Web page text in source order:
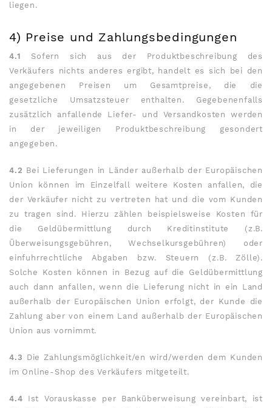
liegen.
4) Preise und Zahlungsbedingungen
4.1 Sofern sich aus der Produktbeschreibung des
Verkäufers nichts anderes ergibt, handelt es sich bei den
angegebenen Preisen um Gesamtpreise, die die
gesetzliche Umsatzsteuer enthalten. Gegebenenfalls
zusätzlich anfallende Liefer- und Versandkosten werden
in der jeweiligen Produktbeschreibung gesondert
angegeben.
4.2 Bei Lieferungen in Länder außerhalb der Europäischen
Union können im Einzelfall weitere Kosten anfallen, die
der Verkäufer nicht zu vertreten hat und die vom Kunden
zu tragen sind. Hierzu zählen beispielsweise Kosten für
die Geldübermittlung durch Kreditinstitute (z.B.
Überweisungsgebühren, Wechselkursgebühren) oder
einfuhrrechtliche Abgaben bzw. Steuern (z.B. Zölle).
Solche Kosten können in Bezug auf die Geldübermittlung
auch dann anfallen, wenn die Lieferung nicht in ein Land
außerhalb der Europäischen Union erfolgt, der Kunde die
Zahlung aber von einem Land außerhalb der Europäischen
Union aus vornimmt.
4.3 Die Zahlungsmöglichkeit/en wird/werden dem Kunden
im Online-Shop des Verkäufers mitgeteilt.
4.4 Ist Vorauskasse per Banküberweisung vereinbart, ist